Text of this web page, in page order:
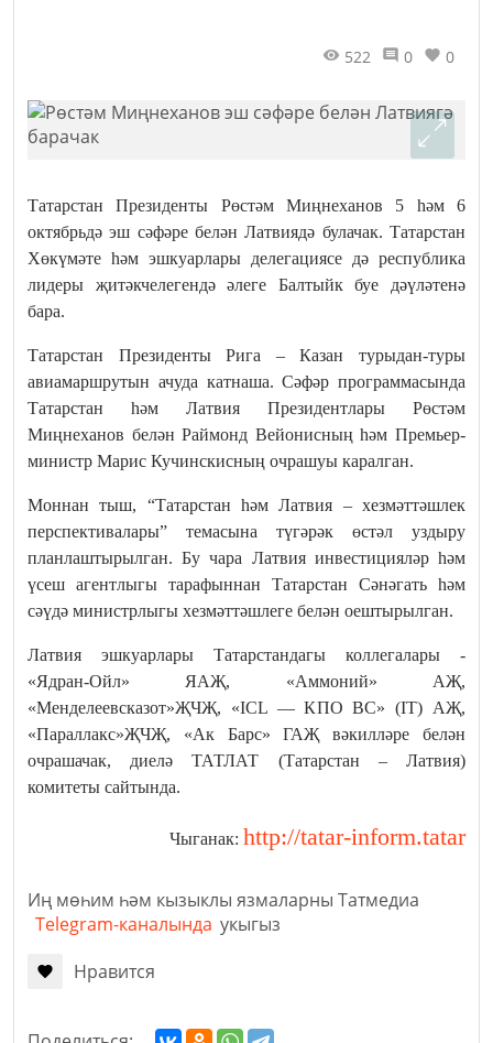
522 0 0
Татарстан Президенты Рөстәм Миңнеханов 5 һәм 6
октябрьдә эш сәфәре белән Латвиядә булачак. Татарстан
Хөкүмәте һәм эшкуарлары делегациясе дә республика
лидеры җитәкчелегендә әлеге Балтыйк буе дәүләтенә
бара.
Татарстан Президенты Рига – Казан турыдан-туры
авиамаршрутын ачуда катнаша. Сәфәр программасында
Татарстан һәм Латвия Президентлары Рөстәм
Миңнеханов белән Раймонд Вейонисның һәм Премьер-
министр Марис Кучинскисның очрашуы каралган.
Моннан тыш, “Татарстан һәм Латвия – хезмәттәшлек
перспективалары” темасына түгәрәк өстәл уздыру
планлаштырылган. Бу чара Латвия инвестицияләр һәм
үсеш агентлыгы тарафыннан Татарстан Сәнәгать һәм
сәүдә министрлыгы хезмәттәшлеге белән оештырылган.
Латвия эшкуарлары Татарстандагы коллегалары -
«Ядран-Ойл» ЯАҖ, «Аммоний» АҖ,
«Менделеевсказот»ҖЧҖ, «ICL — КПО ВС» (IT) АҖ,
«Параллакс»ҖЧҖ, «Ак Барс» ГАҖ вәкилләре белән
очрашачак, диелә ТАТЛАТ (Татарстан – Латвия)
комитеты сайтында.
Чыганак: http://tatar-inform.tatar
Иң мөһим һәм кызыклы язмаларны Татмедиа
Telegram-каналында укыгыз
Нравится